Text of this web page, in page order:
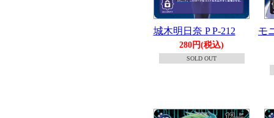
城木明日奈 P P-212
280円(税込)
SOLD OUT
モ